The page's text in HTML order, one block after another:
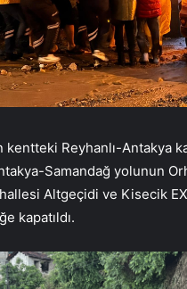
kentteki Reyhanlı-Antakya
Samandağ yolunun
Altgeçidi ve Kisecik
kapatıldı.